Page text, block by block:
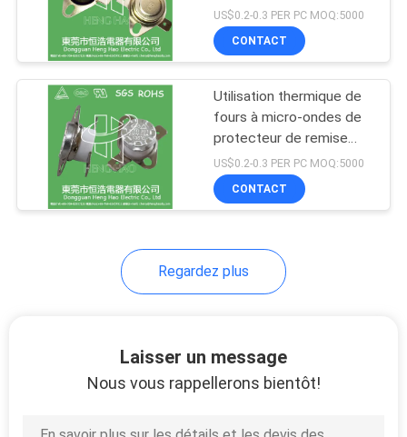
interrupteur de
coupure thermique
Commutateur
protecteur de
surcharge
thermique de disque
d'action instantanée
US$0.2-0.3 PER PC MOQ:5000
CONTACT
Utilisation thermique de
fours à micro-ondes de
protecteur de remise
manuelle au-dessus de
thermostat de bimétal
de KSD de la chaleur
US$0.2-0.3 PER PC MOQ:5000
CONTACT
Regardez plus
Laisser un message
Nous vous rappellerons bientôt!